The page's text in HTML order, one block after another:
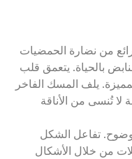
من نضارة الحمضيات
بالحياة. يتعمق قلب
يلف المسك الفاخر
لا تُنسى من الأناقة
تفاعل الشكل
من خلال الأشكال